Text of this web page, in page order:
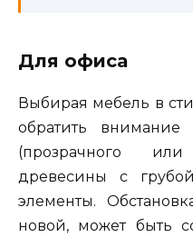
Для офиса
Выбирая мебель в
обратить
(прозрачного
древесины с
элементы.
новой, может быть